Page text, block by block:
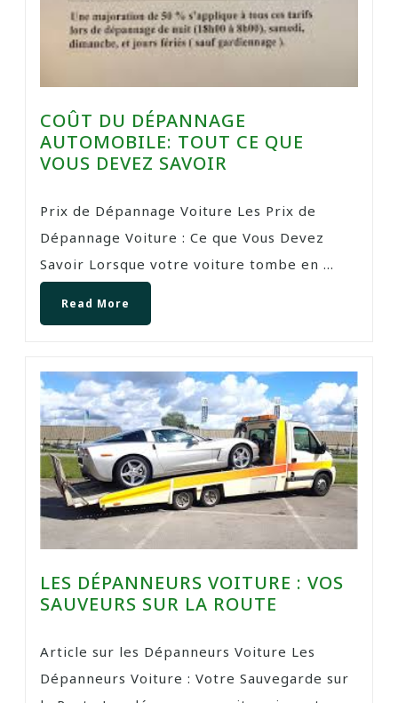
COÛT DU DÉPANNAGE
AUTOMOBILE: TOUT CE QUE
VOUS DEVEZ SAVOIR
Prix de Dépannage Voiture Les Prix de
Dépannage Voiture : Ce que Vous Devez
Savoir Lorsque votre voiture tombe en ...
Read More
LES DÉPANNEURS VOITURE : VOS
SAUVEURS SUR LA ROUTE
Article sur les Dépanneurs Voiture Les
Dépanneurs Voiture : Votre Sauvegarde sur